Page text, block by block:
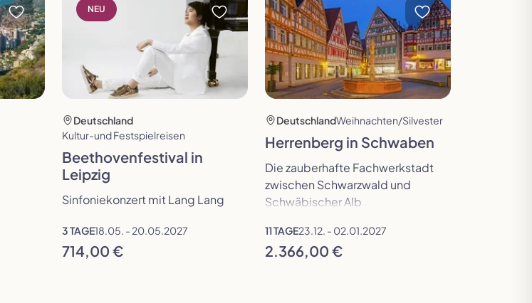
NEU
Deutschland
Kultur-und Festspielreisen
Beethovenfestival in
Leipzig
Sinfoniekonzert mit Lang Lang
3 TAGE18.05. - 20.05.2027
714,00 €
DeutschlandWeihnachten/Silvester
Herrenberg in Schwaben
Die zauberhafte Fachwerkstadt
zwischen Schwarzwald und
Schwäbischer Alb
11 TAGE23.12. - 02.01.2027
2.366,00 €